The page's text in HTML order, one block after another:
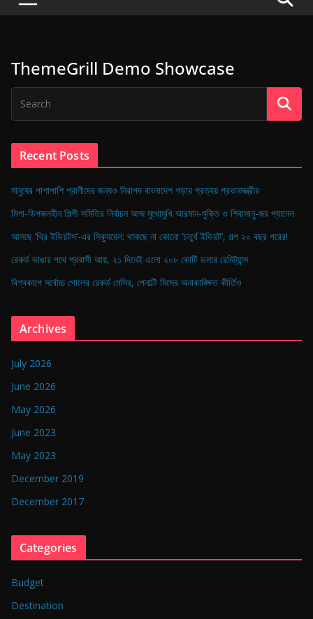
s
e
f
D
i
g
a
l
B
n
g
ThemeGrill Demo Showcase
Recent Posts
মানুষের পাশাপাশি প্রাণীদের জন্যও নিরাপদ বাংলাদেশ গড়ার প্রত্যয় প্রধানমন্ত্রীর
মিশা-ডিপজলহীন শিল্পী সমিতির নির্বাচন আজ মুখোমুখি আরমান-মুক্তি ও শিবাসানু-জয় প্যানেল
আসছে ‘থ্রি ইডিয়টস’-এর সিক্যুয়েল: থাকছে না কোনো ‘চতুর্থ ইডিয়ট’, গল্প ২০ বছর পরের!
রেকর্ড ভাঙার পথে প্রবাসী আয়, ২১ দিনেই এলো ২০৮ কোটি ডলার রেমিট্যান্স
বিশ্বকাপে সর্বোচ্চ গোলের রেকর্ড মেসির, পেনাল্টি মিসের অনাকাঙ্ক্ষিত কীর্তিও
Archives
July 2026
June 2026
May 2026
June 2023
May 2023
December 2019
December 2017
Categories
Budget
Destination